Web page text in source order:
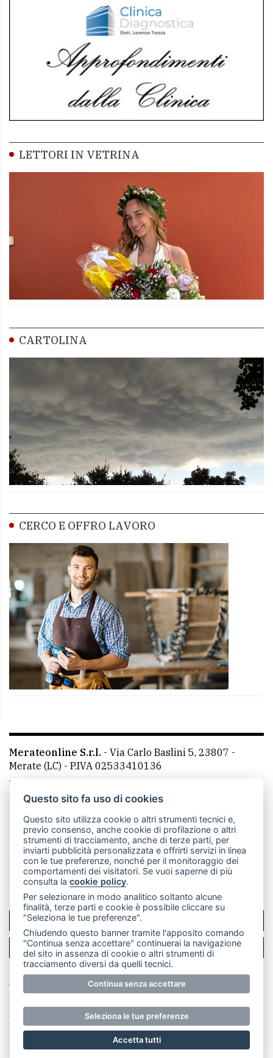
LETTORI IN VETRINA
CARTOLINA
CERCO E OFFRO LAVORO
Merateonline S.r.l. - Via Carlo Baslini 5, 23807 -
Merate (LC) - P.IVA 02533410136
Telefono:
mail: redazione@merateonline.it
La redazione
CasateOnline LeccoOnline
RSS
Made by VIP
Privacy policy
Cookie policy
Rivedi le tue scelte sui cookie
SCRIVICI
PER LA TUA PUBBLICITÀ
© Copyright Merateonline S.r.l. - Tutti i diritti riservati.
E' proibita la riproduzione e pubblicazione anche
parziale di testi, articoli e immagini senza la
preventiva autorizzazione scritta dell'editore. RI Lecco
numero Rea LC 291.277 - Capitale sociale 10.329,14 €
Questo sito fa uso di cookies
Questo sito utilizza cookie o altri strumenti tecnici e,
previo consenso, anche cookie di profilazione o altri
strumenti di tracciamento, anche di terze parti, per
inviarti pubblicità personalizzata e offrirti servizi in linea
con le tue preferenze, nonché per il monitoraggio dei
comportamenti dei visitatori. Se vuoi saperne di più
consulta lacookie policy.
Per selezionare in modo analitico soltanto alcune
finalità, terze parti e cookie è possibile cliccare su
"Seleziona le tue preferenze".
Chiudendo questo banner tramite l'apposito comando
"Continua senza accettare" continuerai la navigazione
del sito in assenza di cookie o altri strumenti di
tracciamento diversi da quelli tecnici.
Continua senza accettare
Seleziona le tue preferenze
Accetta tutti